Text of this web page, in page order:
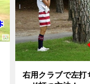
右用クラブで左打